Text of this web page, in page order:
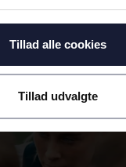
Tillad alle cookies
Tillad udvalgte